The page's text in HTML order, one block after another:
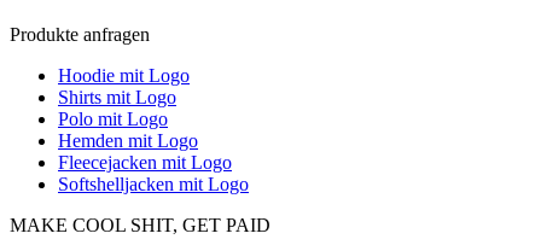
Produkte anfragen
Hoodie mit Logo
Shirts mit Logo
Polo mit Logo
Hemden mit Logo
Fleecejacken mit Logo
Softshelljacken mit Logo
MAKE COOL SHIT, GET PAID